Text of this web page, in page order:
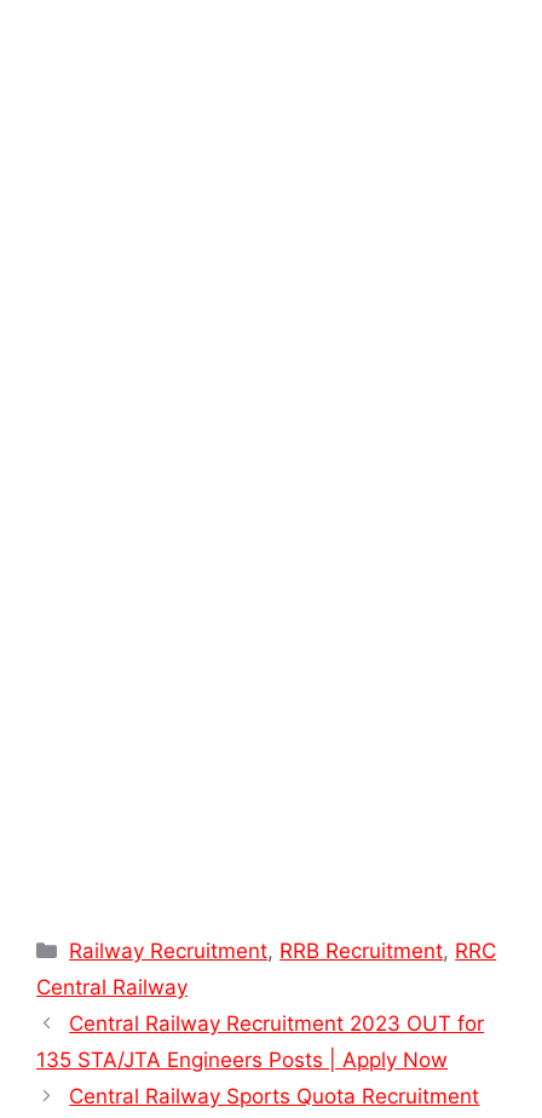
Categories
Railway Recruitment, RRB Recruitment, RRC
Central Railway
Central Railway Recruitment 2023 OUT for
135 STA/JTA Engineers Posts | Apply Now
Central Railway Sports Quota Recruitment